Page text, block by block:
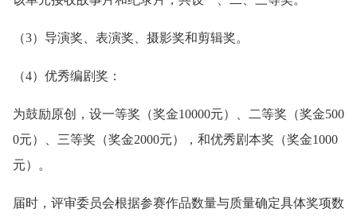
（3）导演奖、表演奖、摄影奖和剪辑奖。
（4）优秀编剧奖：
为鼓励原创，设一等奖（奖金10000元）、二等奖（奖金500
0元）、三等奖（奖金2000元），和优秀剧本奖（奖金1000
元）。
届时，评审委员会根据参赛作品数量与质量确定具体奖项数